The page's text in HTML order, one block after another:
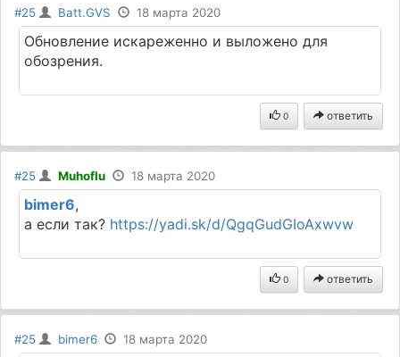
#25 Batt.GVS 18 марта 2020
Обновление искареженно и выложено для
обозрения.
0 ответить
#25 Muhoflu 18 марта 2020
bimer6,
а если так? https://yadi.sk/d/QgqGudGIoAxwvw
0 ответить
#25 bimer6 18 марта 2020